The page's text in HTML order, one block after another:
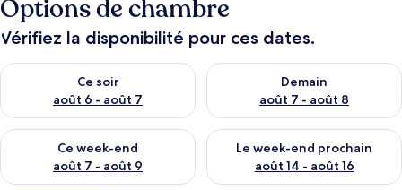
Options de chambre
Vérifiez la disponibilité pour ces dates.
Ce soir
août 6 - août 7
Vérifier la disponibilité pour ce soir août 6 - août 7
Demain
août 7 - août 8
Vérifier la disponibilité pour
Ce week-end
août 7 - août 9
Vérifier la disponibilité pour ce week-end août 7 - août 9
Le week-end prochain
août 14 - août 16
Vérifier la disponibilité pour